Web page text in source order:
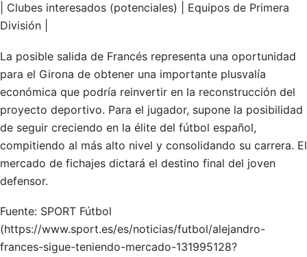
| Clubes interesados (potenciales) | Equipos de Primera
División |
La posible salida de Francés representa una oportunidad
para el Girona de obtener una importante plusvalía
económica que podría reinvertir en la reconstrucción del
proyecto deportivo. Para el jugador, supone la posibilidad
de seguir creciendo en la élite del fútbol español,
compitiendo al más alto nivel y consolidando su carrera. El
mercado de fichajes dictará el destino final del joven
defensor.
Fuente: SPORT Fútbol
(https://www.sport.es/es/noticias/futbol/alejandro-
frances-sigue-teniendo-mercado-131995128?